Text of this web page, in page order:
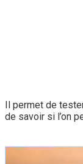
Il permet de
de savoir si l’on